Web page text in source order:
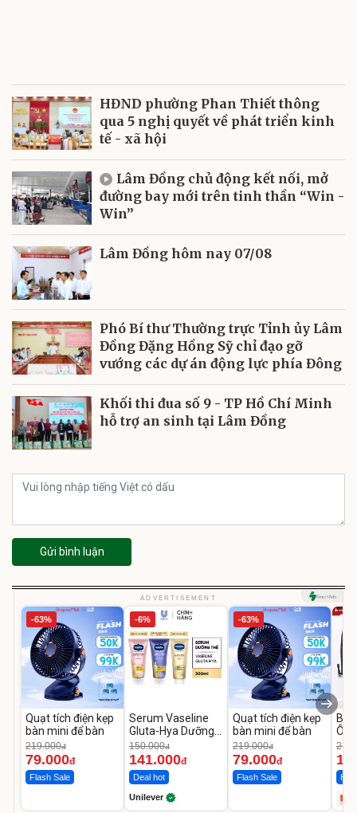
HĐND phường Phan Thiết thông
qua 5 nghị quyết về phát triển kinh
tế - xã hội
Lâm Đồng chủ động kết nối, mở
đường bay mới trên tinh thần “Win -
Win”
Lâm Đồng hôm nay 07/08
Phó Bí thư Thường trực Tỉnh ủy Lâm
Đồng Đặng Hồng Sỹ chỉ đạo gỡ
vướng các dự án động lực phía Đông
Khối thi đua số 9 - TP Hồ Chí Minh
hỗ trợ an sinh tại Lâm Đồng
Gửi bình luận
ADVERTISEMENT
-63%
Quạt tích điện kẹp
bàn mini để bàn
219.000đ
79.000đ
Flash Sale
-6%
Serum Vaseline
Gluta-Hya Dưỡng
Da Sáng Mịn Sau 7
Ngày
150.000đ
141.000đ
Deal hot
Unilever
-63%
Quạt tích điện kẹp
bàn mini để bàn
219.000đ
79.000đ
Flash Sale
Ô
Hot